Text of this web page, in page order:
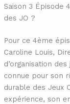
Saison 3 Épisode
des JO ?
Pour ce 4ème
Caroline Louis,
d’organisation
connue pour son
durable des Jeux
expérience, son